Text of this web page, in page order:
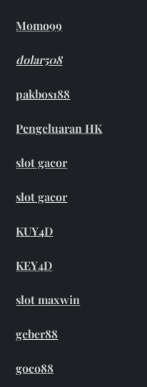
Momo99
dolar508
pakbos188
Pengeluaran HK
slot gacor
slot gacor
KUY4D
KEY4D
slot maxwin
geber88
goco88